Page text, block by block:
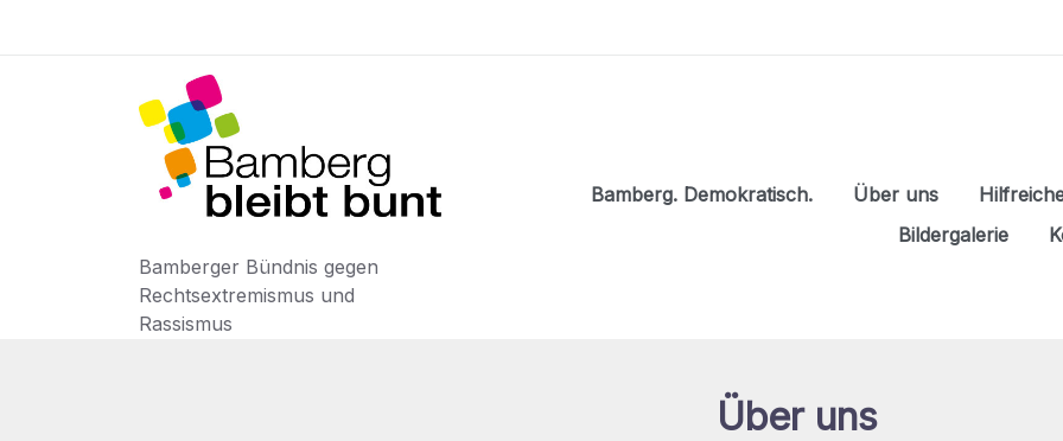
Bamberger Bündnis gegen
Rechtsextremismus und
Rassismus
Bamberg. Demokratisch. Über uns
Bildergalerie
Über uns